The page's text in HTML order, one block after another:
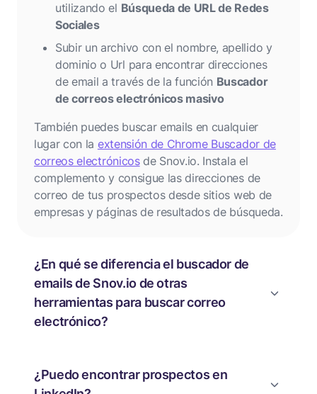
utilizando el Búsqueda de URL de Redes
Sociales
Subir un archivo con el nombre, apellido y
dominio o Url para encontrar direcciones
de email a través de la función Buscador
de correos electrónicos masivo
También puedes buscar emails en cualquier
lugar con la extensión de Chrome Buscador de
correos electrónicosde Snov.io. Instala el
complemento y consigue las direcciones de
correo de tus prospectos desde sitios web de
empresas y páginas de resultados de búsqueda.
¿En qué se diferencia el buscador de
emails de Snov.io de otras
herramientas para buscar correo
electrónico?
¿Puedo encontrar prospectos en